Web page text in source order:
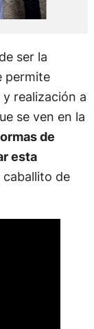
permite
realización a
se ven en la
de
esta
de